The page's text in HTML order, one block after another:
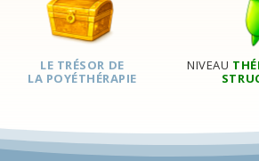
LE TRÉSOR DE
LA POYÉTHÉRAPIE
NIVEAU